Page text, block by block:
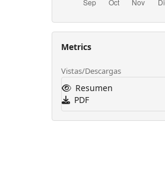
Metrics
Vistas/Descargas
Resumen
PDF